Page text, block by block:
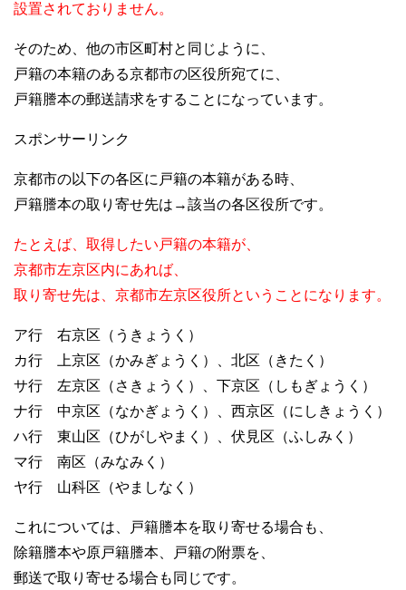
設置されておりません。
そのため、他の市区町村と同じように、
戸籍の本籍のある京都市の区役所宛てに、
戸籍謄本の郵送請求をすることになっています。
スポンサーリンク
京都市の以下の各区に戸籍の本籍がある時、
戸籍謄本の取り寄せ先は→該当の各区役所です。
たとえば、取得したい戸籍の本籍が、
京都市左京区内にあれば、
取り寄せ先は、京都市左京区役所ということになります。
ア行 右京区（うきょうく）
カ行 上京区（かみぎょうく）、北区（きたく）
サ行 左京区（さきょうく）、下京区（しもぎょうく）
ナ行 中京区（なかぎょうく）、西京区（にしきょうく）
ハ行 東山区（ひがしやまく）、伏見区（ふしみく）
マ行 南区（みなみく）
ヤ行 山科区（やましなく）
これについては、戸籍謄本を取り寄せる場合も、
除籍謄本や原戸籍謄本、戸籍の附票を、
郵送で取り寄せる場合も同じです。